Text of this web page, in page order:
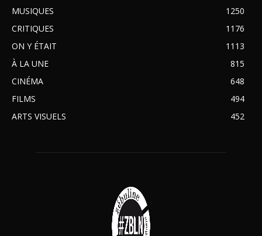
MUSIQUES
1250
CRITIQUES
1176
ON Y ÉTAIT
1113
À LA UNE
815
CINÉMA
648
FILMS
494
ARTS VISUELS
452